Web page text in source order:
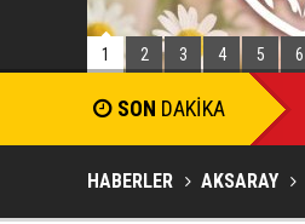
1 2 3 4 5 6
SON DAKİKA
HABERLER AKSARAY